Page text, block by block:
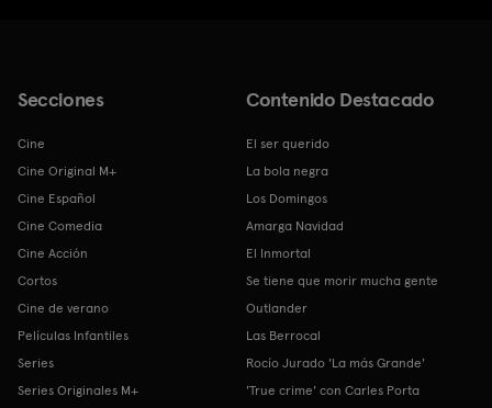
Secciones
Cine
Cine Original M+
Cine Español
Cine Comedia
Cine Acción
Cortos
Cine de verano
Películas Infantiles
Series
Series Originales M+
Contenido Destacado
El ser querido
La bola negra
Los Domingos
Amarga Navidad
El Inmortal
Se tiene que morir mucha gente
Outlander
Las Berrocal
Rocío Jurado 'La más Grande'
'True crime' con Carles Porta